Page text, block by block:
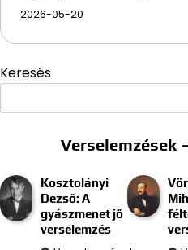
2026-05-20
Keresés
Verselemzések
Kosztolányi
Dezső: A
gyászmenet jő
verselemzés